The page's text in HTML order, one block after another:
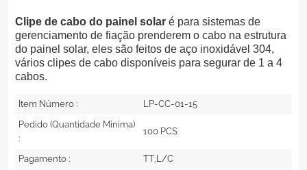
Clipe de cabo do painel solar é para sistemas de
gerenciamento de fiação prenderem o cabo na estrutura
do painel solar, eles são feitos de aço inoxidável 304,
vários clipes de cabo disponíveis para segurar de 1 a 4
cabos.
Item Número :
LP-CC-01-15
Pedido (quantidade Mínima)
:
100 PCS
Pagamento :
TT,L/C